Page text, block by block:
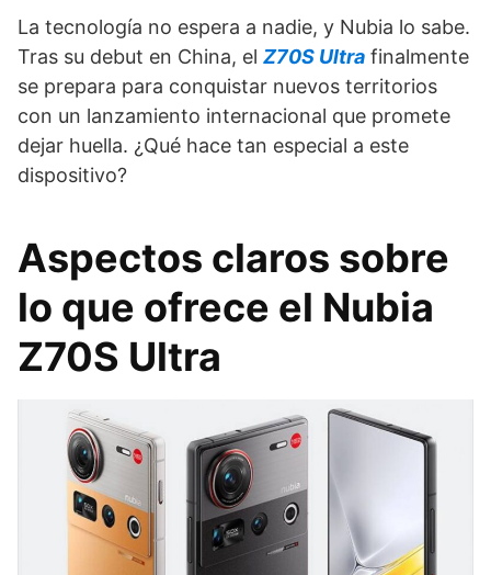
La tecnología no espera a nadie, y Nubia lo sabe.
Tras su debut en China, el Z70S Ultra finalmente
se prepara para conquistar nuevos territorios
con un lanzamiento internacional que promete
dejar huella. ¿Qué hace tan especial a este
dispositivo?
Aspectos claros sobre
lo que ofrece el Nubia
Z70S Ultra